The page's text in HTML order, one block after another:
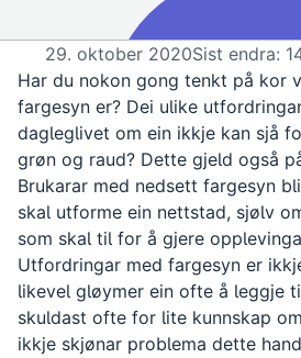
29. oktober 2020Sist endra:
Har du nokon gong tenkt på kor
fargesyn er? Dei ulike
dagleglivet om ein ikkje kan sjå
grøn og raud? Dette gjeld også
Brukarar med nedsett fargesyn
skal utforme ein nettstad, sjølv
som skal til for å gjere
Utfordringar med fargesyn er
likevel gløymer ein ofte å leggje
skuldast ofte for lite kunnskap
ikkje skjønar problema dette